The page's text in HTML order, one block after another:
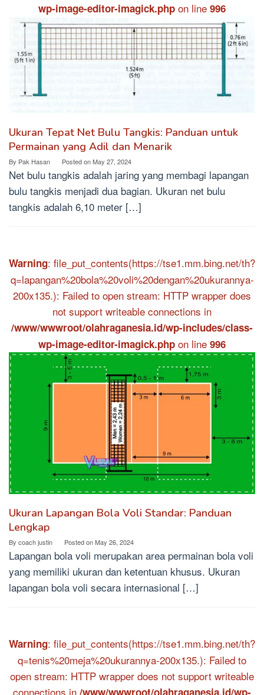
wp-image-editor-imagick.php on line 996
Ukuran Tepat Net Bulu Tangkis: Panduan untuk
Permainan yang Adil dan Menarik
By Pak Hasan Posted onMay 27, 2024
Net bulu tangkis adalah jaring yang membagi lapangan
bulu tangkis menjadi dua bagian. Ukuran net bulu
tangkis adalah 6,10 meter […]
Warning: file_put_contents(https://tse1.mm.bing.net/th?
q=lapangan%20bola%20voli%20dengan%20ukurannya-
200x135.): Failed to open stream: HTTP wrapper does
not support writeable connections in
/www/wwwroot/olahraganesia.id/wp-includes/class-
wp-image-editor-imagick.php on line 996
Ukuran Lapangan Bola Voli Standar: Panduan
Lengkap
By coach justin Posted onMay 26, 2024
Lapangan bola voli merupakan area permainan bola voli
yang memiliki ukuran dan ketentuan khusus. Ukuran
lapangan bola voli secara internasional […]
Warning: file_put_contents(https://tse1.mm.bing.net/th?
q=tenis%20meja%20ukurannya-200x135.): Failed to
open stream: HTTP wrapper does not support writeable
connections in /www/wwwroot/olahraganesia.id/wp-